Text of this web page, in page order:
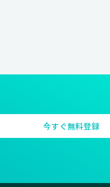
だからできること、これからやりた
はできないことそれが私たち組織の考
今すぐ無料登録